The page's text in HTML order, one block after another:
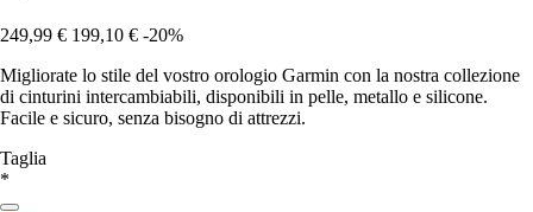
249,99 € 199,10 € -20%
Migliorate lo stile del vostro orologio Garmin con la nostra collezione
di cinturini intercambiabili, disponibili in pelle, metallo e silicone.
Facile e sicuro, senza bisogno di attrezzi.
Taglia
*